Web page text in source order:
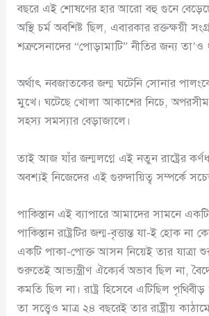
বছরে এই শোষণের হার আরো বহু গুনে
অস্থি চর্ম অবশিষ্ট ছিল, এবারকার রক্তক্ষয়ী
শত্রুসেনাদের “পোড়ামাটি” নীতির জন্য তা’ও
অর্থাৎ নবজাতকের জন্ম ঘটেনি সোনার
মুখে। ঘটেছে খোলা আকাশের নিচে,
সহস্য সমস্যার বেড়াজালে।
তাই আজ যাঁর জন্মলগ্নে এই নতুন রাষ্ট্রের
অবশ্যই নিজেদের এই গুরুদায়িত্ব সম্পর্কে
পাকিস্তান এই ব্যাপারে আমাদের সামনে
পাকিস্তান রাষ্ট্রটির জন্ম-বৃত্তান্ত যা-ই হোক না
একটি পাকা-পোক্ত আসন নিয়েই তার যাত্রা
শুরুতেই আভ্যন্ত্রীণ ঐক্যের্ব অভাব ছিল না,
কমতি ছিল না। রাষ্ট্র হিসেবে এটিছিল পৃথিবীড়
তা সত্ত্বেও মাত্র ২৪ বছরেই তার রাষ্ট্রীয়